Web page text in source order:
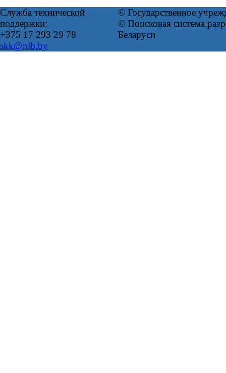
Служба технической
поддержки:
+375 17 293 29 78
skk@nlb.by
© Государственное
© Поисковая система
Беларуси